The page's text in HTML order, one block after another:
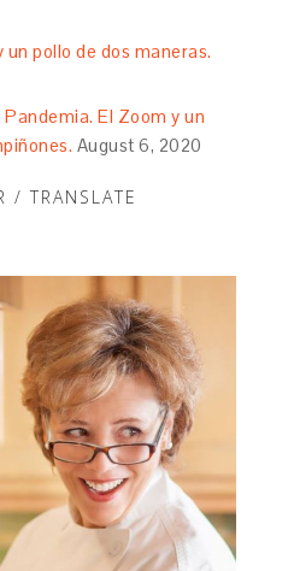
pollo de dos maneras.
El Zoom y un
August 6, 2020
/ TRANSLATE